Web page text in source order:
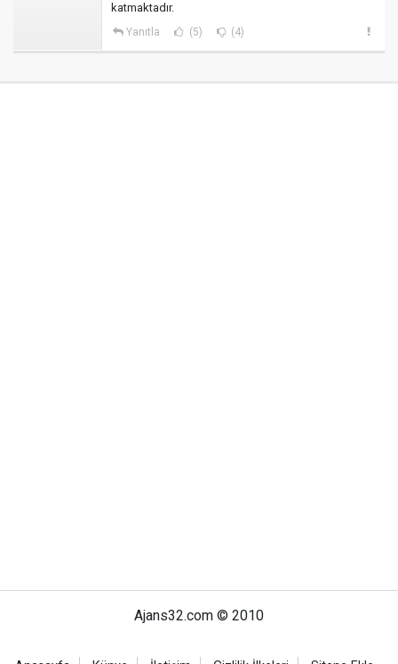
katmaktadır.
Yanıtla (5) (4)
Ajans32.com © 2010